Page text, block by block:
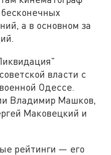
а в основном за
власти с
Одессе.
Владимир Машков,
Маковецкий и
рейтинги — его